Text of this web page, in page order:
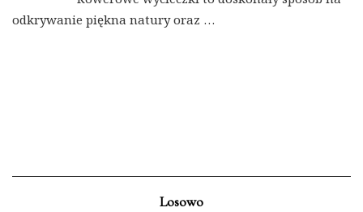
odkrywanie piękna natury oraz …
Losowo